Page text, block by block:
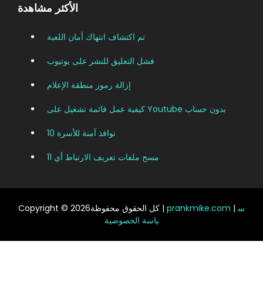
الأكثر مشاهدة
تم اكتشاف انتهاك أمان اللعبة
فشل التعليق للنشر على يوتيوب
إزالة رموز منطقة الإعلام
كيفية عمل قائمة تشغيل على Youtube بدون حساب
نوافذ آمنة للأسرة 10
مسح ملفات تعريف الارتباط أي 11
Copyright © 2026كل الحقوق محفوظة | prankmike.com |س
ياسة الخصوصية